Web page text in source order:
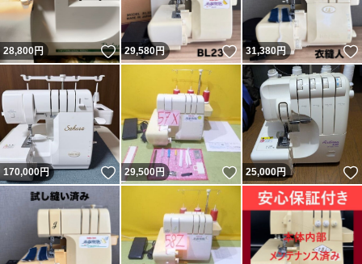
28,800円 いいね！
29,580円 いいね！
31,380円
170,000円 いいね！
29,500円 いいね！
25,000円